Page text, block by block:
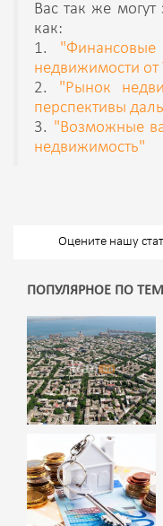
Вас так же могут
как:
1.
недвижимости от
2. "Рынок
перспективы
3. "Возможные
недвижимость"
Оцените нашу
ПОПУЛЯРНОЕ ПО